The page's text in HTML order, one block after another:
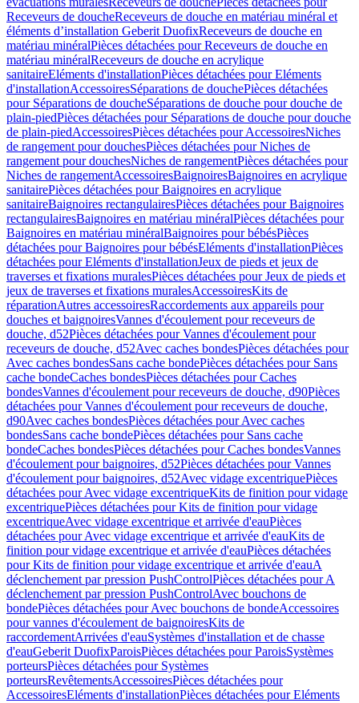
Receveurs de doucheReceveurs de douche en matériau minéral et
éléments d’installation Geberit DuofixReceveurs de douche en
matériau minéralPièces détachées pour Receveurs de douche en
matériau minéralReceveurs de douche en acrylique
sanitaireEléments d'installationPièces détachées pour Eléments
d'installationAccessoiresSéparations de douchePièces détachées
pour Séparations de doucheSéparations de douche pour douche de
plain-piedPièces détachées pour Séparations de douche pour douche
de plain-piedAccessoiresPièces détachées pour AccessoiresNiches
de rangement pour douchesPièces détachées pour Niches de
rangement pour douchesNiches de rangementPièces détachées pour
Niches de rangementAccessoiresBaignoiresBaignoires en acrylique
sanitairePièces détachées pour Baignoires en acrylique
sanitaireBaignoires rectangulairesPièces détachées pour Baignoires
rectangulairesBaignoires en matériau minéralPièces détachées pour
Baignoires en matériau minéralBaignoires pour bébésPièces
détachées pour Baignoires pour bébésEléments d'installationPièces
détachées pour Eléments d'installationJeux de pieds et jeux de
traverses et fixations muralesPièces détachées pour Jeux de pieds et
jeux de traverses et fixations muralesAccessoiresKits de
réparationAutres accessoiresRaccordements aux appareils pour
douches et baignoiresVannes d'écoulement pour receveurs de
douche, d52Pièces détachées pour Vannes d'écoulement pour
receveurs de douche, d52Avec caches bondesPièces détachées pour
Avec caches bondesSans cache bondePièces détachées pour Sans
cache bondeCaches bondesPièces détachées pour Caches
bondesVannes d'écoulement pour receveurs de douche, d90Pièces
détachées pour Vannes d'écoulement pour receveurs de douche,
d90Avec caches bondesPièces détachées pour Avec caches
bondesSans cache bondePièces détachées pour Sans cache
bondeCaches bondesPièces détachées pour Caches bondesVannes
d'écoulement pour baignoires, d52Pièces détachées pour Vannes
d'écoulement pour baignoires, d52Avec vidage excentriquePièces
détachées pour Avec vidage excentriqueKits de finition pour vidage
excentriquePièces détachées pour Kits de finition pour vidage
excentriqueAvec vidage excentrique et arrivée d'eauPièces
détachées pour Avec vidage excentrique et arrivée d'eauKits de
finition pour vidage excentrique et arrivée d'eauPièces détachées
pour Kits de finition pour vidage excentrique et arrivée d'eauA
déclenchement par pression PushControlPièces détachées pour A
déclenchement par pression PushControlAvec bouchons de
bondePièces détachées pour Avec bouchons de bondeAccessoires
pour vannes d'écoulement de baignoiresKits de
raccordementArrivées d'eauSystèmes d'installation et de chasse
d'eauGeberit DuofixParoisPièces détachées pour ParoisSystèmes
porteursPièces détachées pour Systèmes
porteursRevêtementsAccessoiresPièces détachées pour
AccessoiresEléments d'installationPièces détachées pour Eléments